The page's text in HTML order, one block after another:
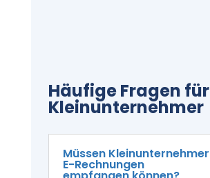
Häufige Fragen für
Kleinunternehmer
Müssen Kleinunternehmer
E-Rechnungen